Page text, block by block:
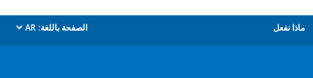
الصفحة باللغة: AR
dropdown